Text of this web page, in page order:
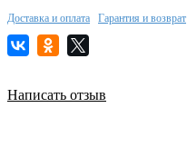
Доставка и оплата Гарантия и возврат
Написать отзыв